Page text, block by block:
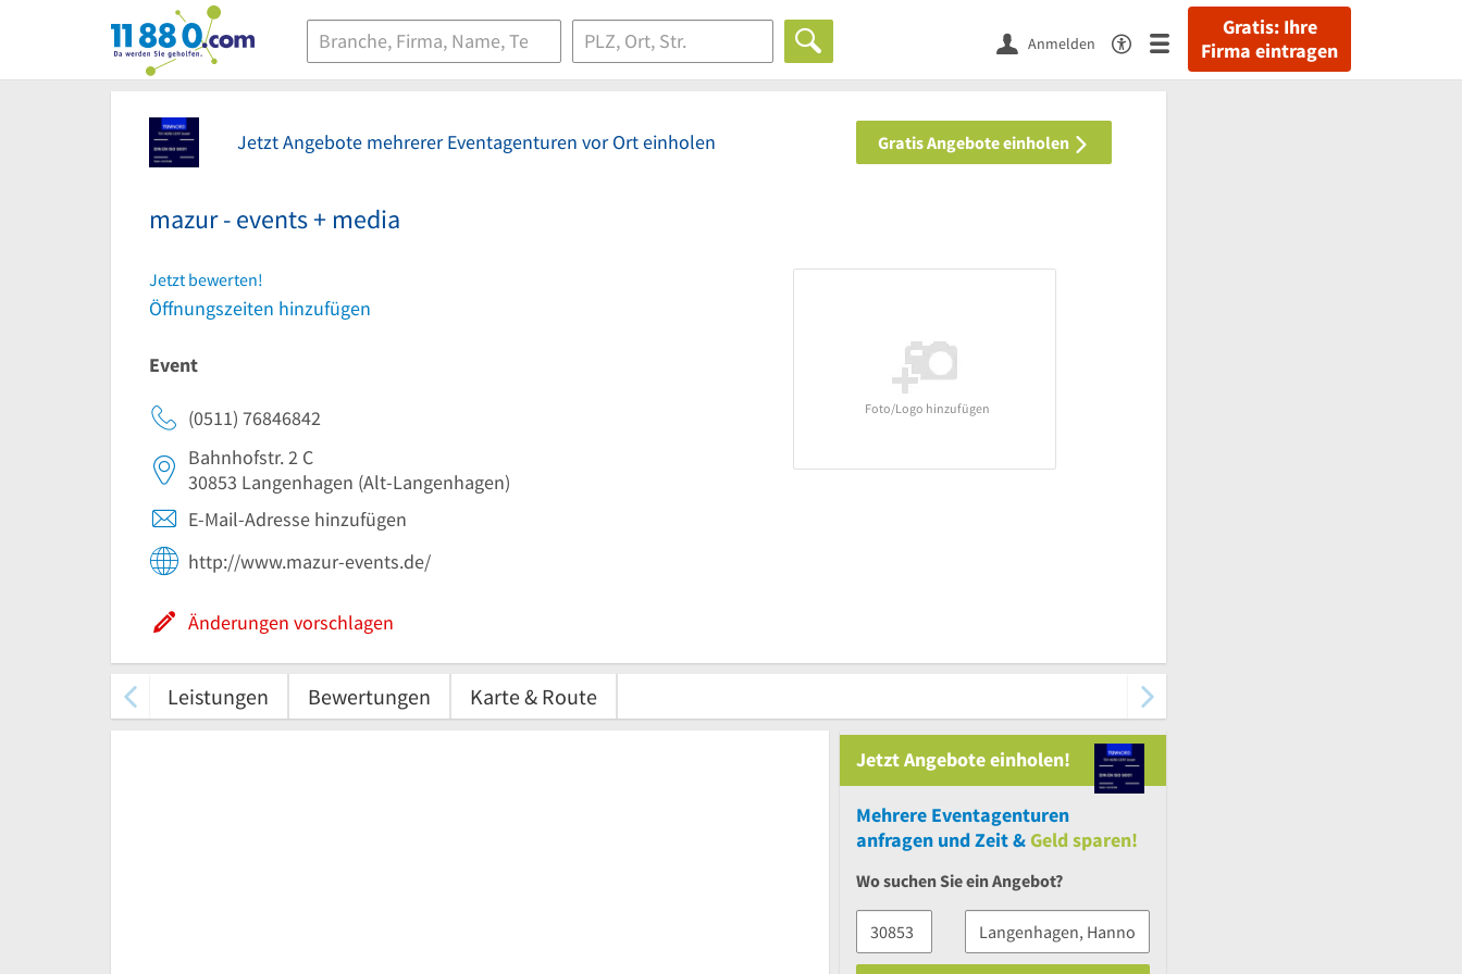
11880.com
Gratis: Ihre
Firma eintragen
Anmelden
Jetzt Angebote mehrerer Eventagenturen vor Ort einholen Gratis Angebote einholen
mazur - events + media
Jetzt bewerten!
Öffnungszeiten hinzufügen
Event
Foto/Logo hinzufügen
(0511) 76846842
Bahnhofstr. 2 C
30853 Langenhagen (Alt-Langenhagen)
E-Mail-Adresse hinzufügen
http://www.mazur-events.de/
Änderungen vorschlagen
Leistungen Bewertungen Karte & Route
Jetzt Angebote einholen!
Mehrere Eventagenturen
anfragen und Zeit &Geld sparen!
Wo suchen Sie ein Angebot?